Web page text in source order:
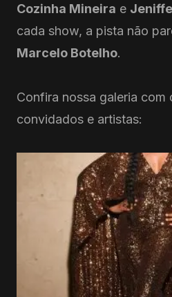
Cozinha Mineira e
cada show, a pista não
Marcelo Botelho.
Confira nossa galeria com
convidados e artistas: